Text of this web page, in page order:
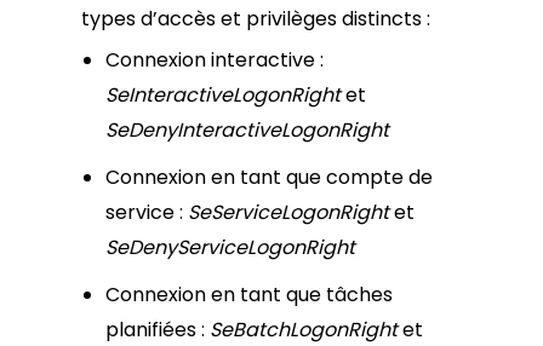
types d’accès et privilèges distincts :
Connexion interactive :
SeInteractiveLogonRightet
SeDenyInteractiveLogonRight
Connexion en tant que compte de
service : SeServiceLogonRightet
SeDenyServiceLogonRight
Connexion en tant que tâches
planifiées : SeBatchLogonRightet